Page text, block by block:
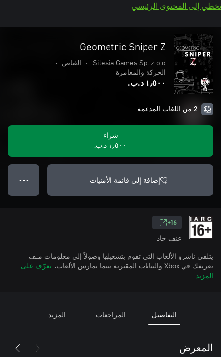
تخطي إلى المحتوى الرئيسي
Geometric Sniper Z
Silesia Games Sp. z o.o.
• القناص
•
الحركة والمغامرة
١٫٥٠٠ د.ب.‏
2 من اللغات المدعمة
شراء
١٫٥٠٠ د.ب.‏
إضافة إلى قائمة الأمنيات ● ● ●
16+
عنف حاد
يتلقى ناشرو الألعاب التي تقوم بتشغيلها وصولاً إلى معلومات ملف
تعريفك في Xbox والبيانات المقترنة بينما تمارس الألعاب.
تعرّف على
المزيد
التفاصيل المراجعات المزيد
المعرض